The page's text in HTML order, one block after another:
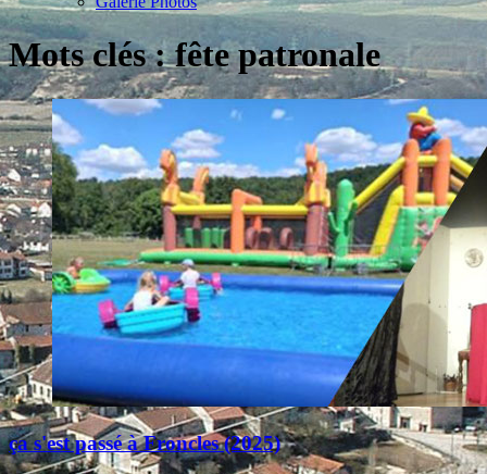
Mots clés : fête patronale
ça s'est passé à Froncles (2025)